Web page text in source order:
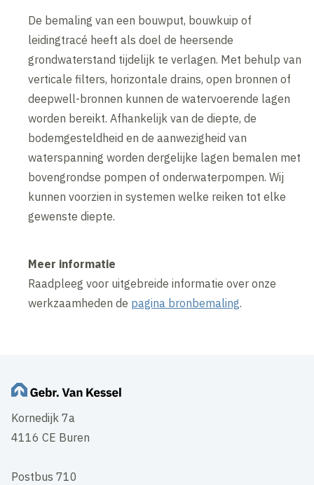
De bemaling van een bouwput, bouwkuip of
leidingtracé heeft als doel de heersende
grondwaterstand tijdelijk te verlagen. Met behulp van
verticale filters, horizontale drains, open bronnen of
deepwell-bronnen kunnen de watervoerende lagen
worden bereikt. Afhankelijk van de diepte, de
bodemgesteldheid en de aanwezigheid van
waterspanning worden dergelijke lagen bemalen met
bovengrondse pompen of onderwaterpompen. Wij
kunnen voorzien in systemen welke reiken tot elke
gewenste diepte.
Meer informatie
Raadpleeg voor uitgebreide informatie over onze
werkzaamheden de pagina bronbemaling.
Kornedijk 7a
4116 CE Buren
Postbus 710